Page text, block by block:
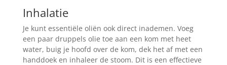
Inhalatie
Je kunt essentiële oliën ook direct inademen. Voeg
een paar druppels olie toe aan een kom met heet
water, buig je hoofd over de kom, dek het af met een
handdoek en inhaleer de stoom. Dit is een effectieve